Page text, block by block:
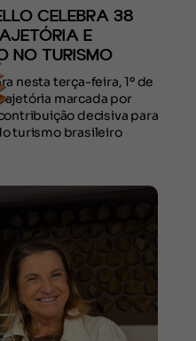
CELEBRA 38
E
NO TURISMO
nesta terça-feira, 1º de
marcada por
decisiva para
turismo brasileiro